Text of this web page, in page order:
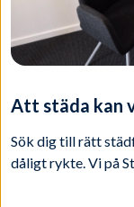
Att städa kan
Sök dig till rätt
dåligt rykte. Vi på